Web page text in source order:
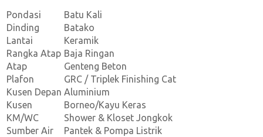
Pondasi
Batu Kali
Dinding
Batako
Lantai
Keramik
Rangka Atap Baja Ringan
Atap
Genteng Beton
Plafon
GRC / Triplek Finishing Cat
Kusen Depan Aluminium
Kusen
Borneo/Kayu Keras
KM/WC
Shower & Kloset Jongkok
Sumber Air
Pantek & Pompa Listrik